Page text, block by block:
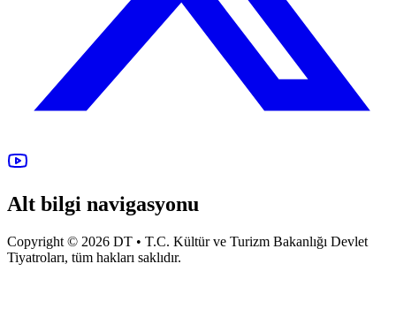
Alt bilgi navigasyonu
Copyright © 2026 DT • T.C. Kültür ve Turizm Bakanlığı Devlet
Tiyatroları, tüm hakları saklıdır.